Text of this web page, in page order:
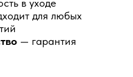
в уходе
для любых
— гарантия